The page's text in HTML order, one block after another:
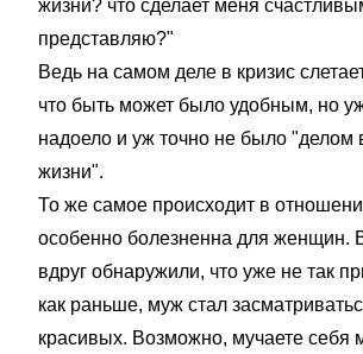
жизни? что сделает меня
представляю?"
Ведь на самом деле в кризис
что быть может было удобным, но
надоело и уж точно не было "делом
жизни".
То же самое происходит в
особенно болезненна для женщин.
вдруг обнаружили, что уже не так
как раньше, муж стал
красивых. Возможно, мучаете себя